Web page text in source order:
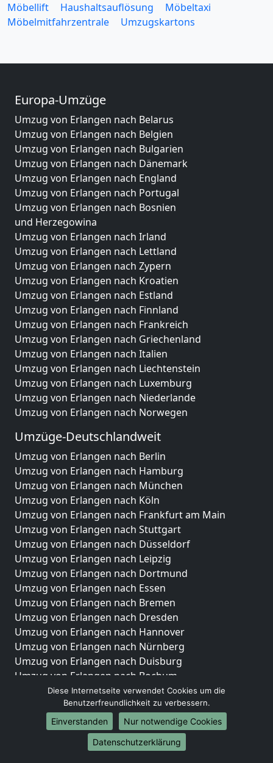
Möbellift
Haushaltsauflösung
Möbeltaxi
Möbelmitfahrzentrale
Umzugskartons
Europa-Umzüge
Umzug von Erlangen nach Belarus
Umzug von Erlangen nach Belgien
Umzug von Erlangen nach Bulgarien
Umzug von Erlangen nach Dänemark
Umzug von Erlangen nach England
Umzug von Erlangen nach Portugal
Umzug von Erlangen nach Bosnien
und Herzegowina
Umzug von Erlangen nach Irland
Umzug von Erlangen nach Lettland
Umzug von Erlangen nach Zypern
Umzug von Erlangen nach Kroatien
Umzug von Erlangen nach Estland
Umzug von Erlangen nach Finnland
Umzug von Erlangen nach Frankreich
Umzug von Erlangen nach Griechenland
Umzug von Erlangen nach Italien
Umzug von Erlangen nach Liechtenstein
Umzug von Erlangen nach Luxemburg
Umzug von Erlangen nach Niederlande
Umzug von Erlangen nach Norwegen
Umzüge-Deutschlandweit
Umzug von Erlangen nach Berlin
Umzug von Erlangen nach Hamburg
Umzug von Erlangen nach München
Umzug von Erlangen nach Köln
Umzug von Erlangen nach Frankfurt am Main
Umzug von Erlangen nach Stuttgart
Umzug von Erlangen nach Düsseldorf
Umzug von Erlangen nach Leipzig
Umzug von Erlangen nach Dortmund
Umzug von Erlangen nach Essen
Umzug von Erlangen nach Bremen
Umzug von Erlangen nach Dresden
Umzug von Erlangen nach Hannover
Umzug von Erlangen nach Nürnberg
Umzug von Erlangen nach Duisburg
Umzug von Erlangen nach Bochum
Umzug von Erlangen nach Wuppertal
Umzug von Erlangen nach Bielefeld
Umzug von Erlangen nach Bonn
Umzug von Erlangen nach Münster
Diese Internetseite verwendet Cookies um die
Benutzerfreundlichkeit zu verbessern.
Einverstanden
Nur notwendige Cookies
Datenschutzerklärung